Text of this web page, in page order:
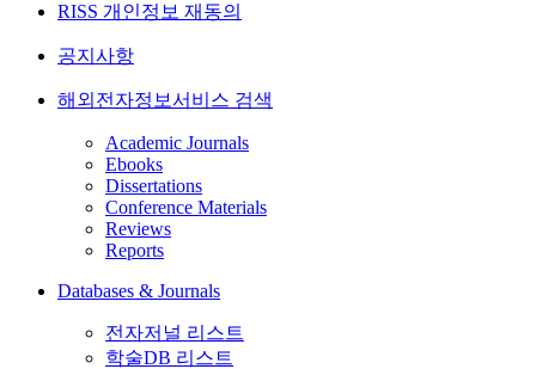
RISS 개인정보 재동의
공지사항
해외전자정보서비스 검색
Academic Journals
Ebooks
Dissertations
Conference Materials
Reviews
Reports
Databases & Journals
전자저널 리스트
학술DB 리스트